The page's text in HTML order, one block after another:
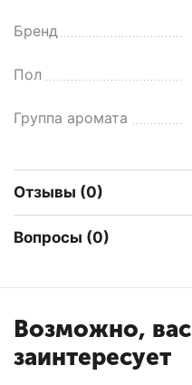
Бренд
Пол
Группа аромата
Отзывы (0)
Вопросы (0)
Возможно,
заинтересует